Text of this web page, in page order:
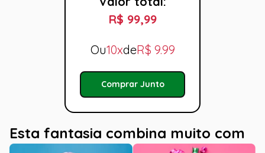
R$ 99,99
Ou10xdeR$ 9.99
Comprar Junto
Esta fantasia combina muito com